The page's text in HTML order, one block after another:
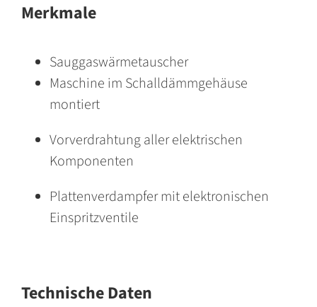
Merkmale
Sauggaswärmetauscher
Maschine im Schalldämmgehäuse
montiert
Vorverdrahtung aller elektrischen
Komponenten
Plattenverdampfer mit elektronischen
Einspritzventile
Technische Daten